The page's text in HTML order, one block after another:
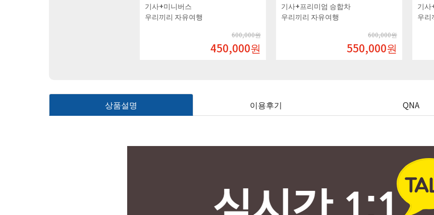
기사+프리미엄 승합차
우리끼리 자유여행
600,000원
550,000
기사+승합차
우리끼리 자유여행
450,000원
400,000
상품설명 이용후기 QNA